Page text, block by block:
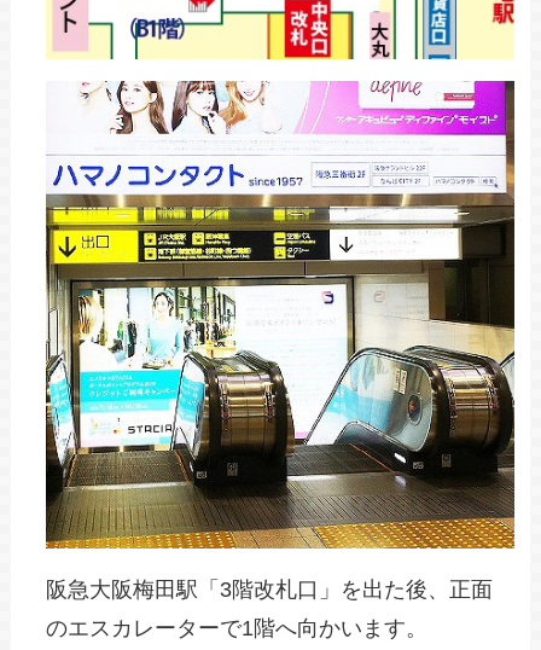
阪急大阪梅田駅「3階改札口」を出た後、正面
のエスカレーターで1階へ向かいます。